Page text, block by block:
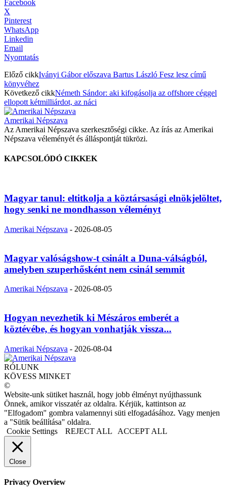
Facebook
X
Pinterest
WhatsApp
Linkedin
Email
Nyomtatás
Előző cikkIványi Gábor előszava Bartus László Fesz lesz című
könyvéhez
Következő cikkNémeth Sándor: aki kifogásolja az offshore céggel
ellopott kétmilliárdot, az náci
Amerikai Népszava
Az Amerikai Népszava szerkesztőségi cikke. Az írás az Amerikai
Népszava véleményét és álláspontját tükrözi.
KAPCSOLÓDÓ CIKKEK
Magyar tanul: eltitkolja a köztársasági elnökjelöltet,
hogy senki ne mondhasson véleményt
Amerikai Népszava - 2026-08-05
Magyar valóságshow-t csinált a Duna-válságból,
amelyben szuperhősként nem csinál semmit
Amerikai Népszava - 2026-08-05
Hogyan nevezhetik ki Mészáros emberét a
köztévébe, és hogyan vonhatják vissza...
Amerikai Népszava - 2026-08-04
RÓLUNK
KÖVESS MINKET
©
Website-unk sütiket használ, hogy jobb élményt nyújthassunk
Önnek, amikor visszatér az oldalra. Kérjük, kattintson az
"Elfogadom" gombra valamennyi süti elfogadásához. Vagy menjen
a "Sütik beállítása" oldalra.
Cookie Settings
REJECT ALL ACCEPT ALL
Close
Privacy Overview